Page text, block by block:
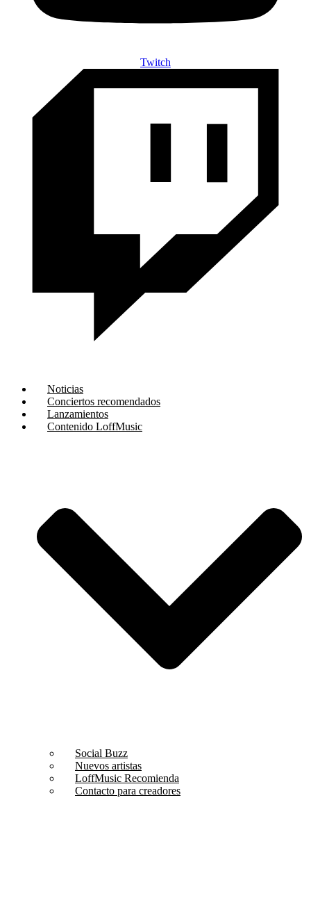
Twitch
Noticias
Conciertos recomendados
Lanzamientos
Contenido LoffMusic
Social Buzz
Nuevos artistas
LoffMusic Recomienda
Contacto para creadores